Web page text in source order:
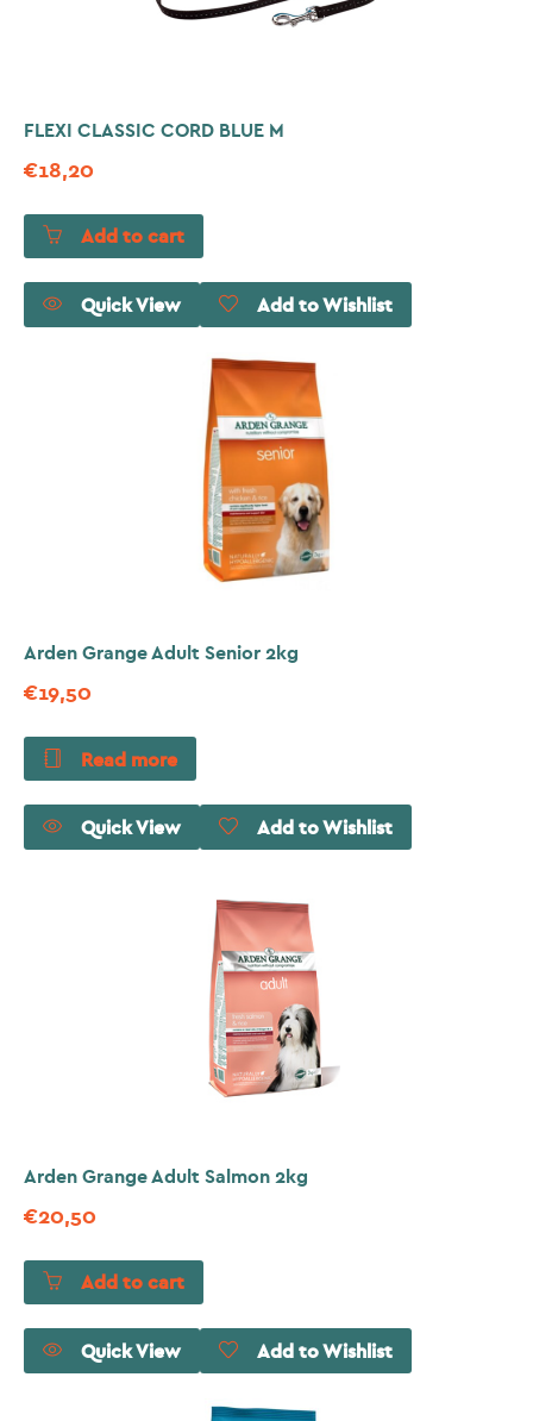
FLEXI CLASSIC CORD BLUE M
€18,20
Add to cart
Quick View Add to Wishlist
Arden Grange Adult Senior 2kg
€19,50
Read more
Quick View Add to Wishlist
Arden Grange Adult Salmon 2kg
€20,50
Add to cart
Quick View Add to Wishlist